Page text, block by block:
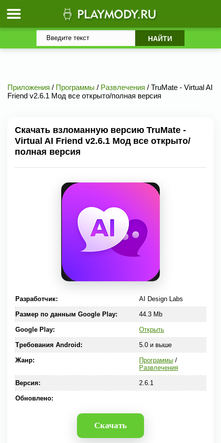
Приложения / Программы / Развлечения / TruMate - Virtual AI
Friend v2.6.1 Мод все открыто/полная версия
Скачать взломанную версию TruMate -
Virtual AI Friend v2.6.1 Мод все открыто/
полная версия
Разработчик: AI Design Labs
Размер по данным Google Play: 44.3 Mb
Google Play: Открыть
Требования Android: 5.0 и выше
Жанр: Программы/
Развлечения
Версия: 2.6.1
Обновлено:
Скачать